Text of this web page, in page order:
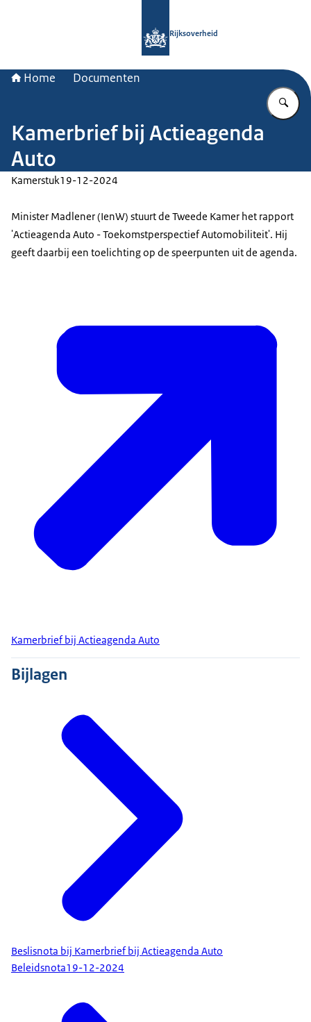
Rijksoverheid
Home Documenten
Kamerbrief bij Actieagenda
Auto
Kamerstuk19-12-2024
Minister Madlener (IenW) stuurt de Tweede Kamer het rapport
'Actieagenda Auto - Toekomstperspectief Automobiliteit'. Hij
geeft daarbij een toelichting op de speerpunten uit de agenda.
Kamerbrief bij Actieagenda Auto
Bijlagen
Beslisnota bij Kamerbrief bij Actieagenda Auto
Beleidsnota19-12-2024